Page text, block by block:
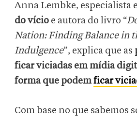
Anna Lembke, especialista
do vício e autora do livro “
Nation: Finding Balance in
Indulgence”, explica que as
ficar viciadas em mídia
forma que podemficar
Com base no que sabemos